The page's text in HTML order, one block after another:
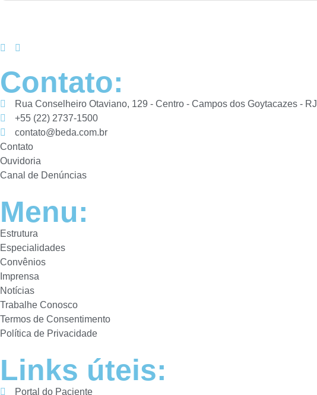
Contato:
Rua Conselheiro Otaviano, 129 - Centro - Campos dos Goytacazes - RJ
+55 (22) 2737-1500
contato@beda.com.br
Contato
Ouvidoria
Canal de Denúncias
Menu:
Estrutura
Especialidades
Convênios
Imprensa
Notícias
Trabalhe Conosco
Termos de Consentimento
Política de Privacidade
Links úteis:
Portal do Paciente